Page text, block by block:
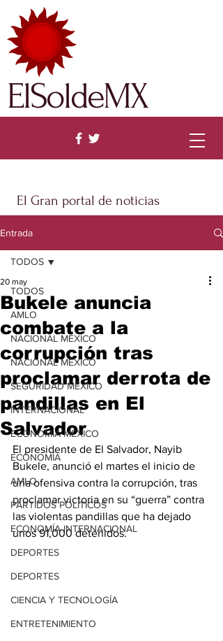
El Gran portal de noticias
ElSoldeMX
Entrada
TODOS
AMLO
NACIONAL MÉXICO
NACIONAL MÉXICO
SEGURIDAD MÉXICO
INTERNACIONAL
ECONOMÍA MÉXICO
ECONOMÍA
AMLO
PARTIDOS POLÍTICOS
ECONOMÍA INTERNACIONAL
DEPORTES
DEPORTES
CIENCIA Y TECNOLOGÍA
ENTRETENIMIENTO
TODOS
Bukele anuncia
combate a la
corrupción tras
proclamar derrota de
pandillas en El
Salvador
20 may
El presidente de El Salvador, Nayib
Bukele, anunció el martes el inicio de
una ofensiva contra la corrupción, tras
proclamar victoria en su “guerra” contra
las violentas pandillas que ha dejado
unos 91,000 detenidos.